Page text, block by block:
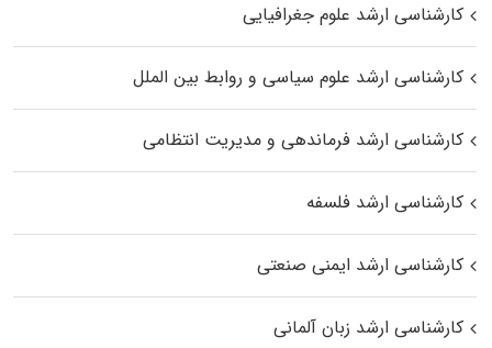
کارشناسی ارشد علوم جغرافیایی
کارشناسی ارشد علوم سیاسی و روابط بین الملل
کارشناسی ارشد فرماندهی و مدیریت انتظامی
کارشناسی ارشد فلسفه
کارشناسی ارشد ایمنی صنعتی
کارشناسی ارشد زبان آلمانی